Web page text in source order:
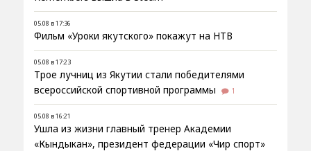
05.08 в 17:36
Фильм «Уроки якутского» покажут на НТВ
05.08 в 17:23
Трое лучниц из Якутии стали победителями
всероссийской спортивной программы
1
05.08 в 16:21
Ушла из жизни главный тренер Академии
«Кындыкан», президент федерации «Чир спорт»